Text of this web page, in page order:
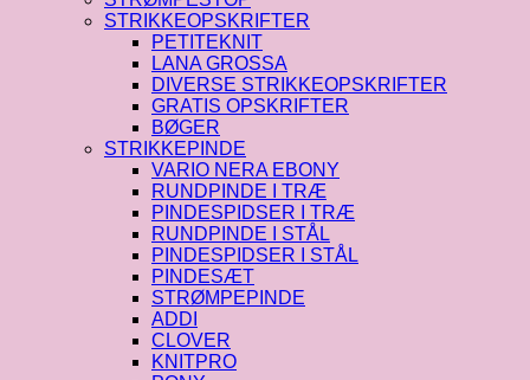
STRIKKEOPSKRIFTER
PETITEKNIT
LANA GROSSA
DIVERSE STRIKKEOPSKRIFTER
GRATIS OPSKRIFTER
BØGER
STRIKKEPINDE
VARIO NERA EBONY
RUNDPINDE I TRÆ
PINDESPIDSER I TRÆ
RUNDPINDE I STÅL
PINDESPIDSER I STÅL
PINDESÆT
STRØMPEPINDE
ADDI
CLOVER
KNITPRO